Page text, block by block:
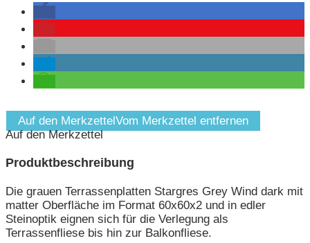
Auf den MerkzettelVom Merkzettel entfernen
Auf den Merkzettel
Produktbeschreibung
Die grauen Terrassenplatten Stargres Grey Wind dark mit
matter Oberfläche im Format 60x60x2 und in edler
Steinoptik eignen sich für die Verlegung als
Terrassenfliese bis hin zur Balkonfliese.